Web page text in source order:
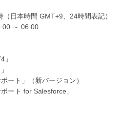
日本時間 GMT+9、24時間表記）
～ 06:00
」
ート」（新バージョン）
ート for Salesforce」